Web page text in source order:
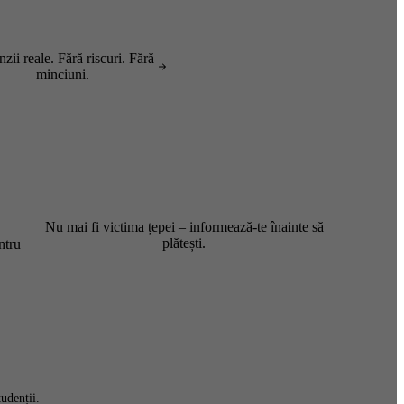
reale. Fără riscuri. Fără
minciuni.
Nu mai fi victima țepei – informează-te înainte să
plătești.